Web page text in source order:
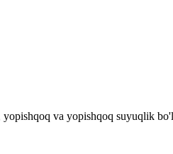
va yopishqoq suyuqlik